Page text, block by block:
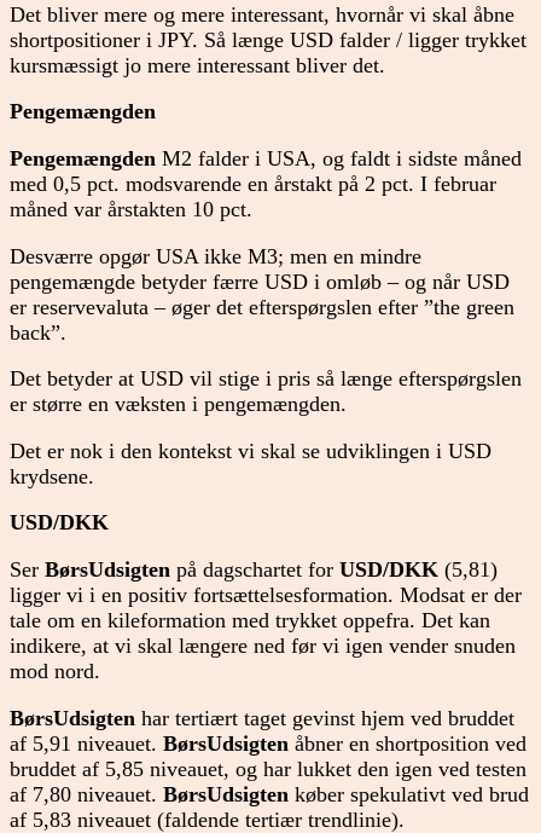
Det bliver mere og mere interessant, hvornår vi skal åbne
shortpositioner i JPY. Så længe USD falder / ligger trykket
kursmæssigt jo mere interessant bliver det.
Pengemængden
Pengemængden M2 falder i USA, og faldt i sidste måned
med 0,5 pct. modsvarende en årstakt på 2 pct. I februar
måned var årstakten 10 pct.
Desværre opgør USA ikke M3; men en mindre
pengemængde betyder færre USD i omløb – og når USD
er reservevaluta – øger det efterspørgslen efter ”the green
back”.
Det betyder at USD vil stige i pris så længe efterspørgslen
er større en væksten i pengemængden.
Det er nok i den kontekst vi skal se udviklingen i USD
krydsene.
USD/DKK
Ser BørsUdsigten på dagschartet for USD/DKK (5,81)
ligger vi i en positiv fortsættelsesformation. Modsat er der
tale om en kileformation med trykket oppefra. Det kan
indikere, at vi skal længere ned før vi igen vender snuden
mod nord.
BørsUdsigten har tertiært taget gevinst hjem ved bruddet
af 5,91 niveauet. BørsUdsigten åbner en shortposition ved
bruddet af 5,85 niveauet, og har lukket den igen ved testen
af 7,80 niveauet. BørsUdsigten køber spekulativt ved brud
af 5,83 niveauet (faldende tertiær trendlinie).